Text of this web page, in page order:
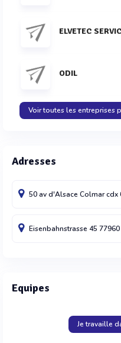
ELVETEC
ODIL
Voir toutes les entreprises
Adresses
50 av d'Alsace Colmar cdx
Eisenbahnstrasse 45
Equipes
Je travaille